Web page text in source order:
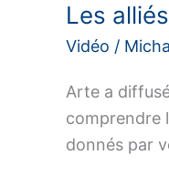
Les
Vidéo /
Arte a
comprendre
donnés par